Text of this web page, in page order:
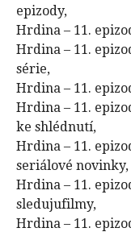
epizody,
Hrdina – 11.
Hrdina – 11.
série,
Hrdina – 11.
Hrdina – 11.
ke shlédnutí,
Hrdina – 11.
seriálové novinky,
Hrdina – 11.
sledujufilmy,
Hrdina – 11.